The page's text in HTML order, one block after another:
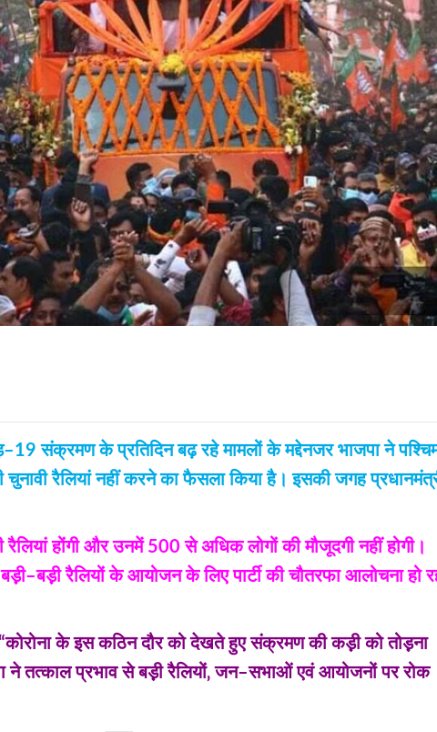
संक्रमण के प्रतिदिन बढ़ रहे मामलों के मद्देनजर भाजपा ने
चुनावी रैलियां नहीं करने का फैसला किया है। इसकी जगह
होंगी और उनमें 500 से अधिक लोगों की मौजूदगी नहीं होगी।
रैलियों के आयोजन के लिए पार्टी की चौतरफा आलोचना हो
“कोरोना के इस कठिन दौर को देखते हुए संक्रमण की कड़़ी को तोड़़ना
तत्काल प्रभाव से बड़़ी रैलियों‚ जन–सभाओं एवं आयोजनों पर रोक